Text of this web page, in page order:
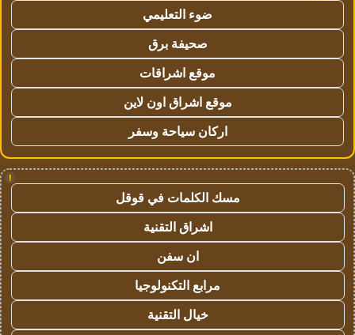
ضوء التعليمي
صحيفة برق
موقع اشراقات
موقع اشراق اون لاين
اركان سياحة وسفر
!
مسك الكلمات في قوقل
اشراق التقنية
ان سفن
مرابع التكنولوجيا
خيال التقنية